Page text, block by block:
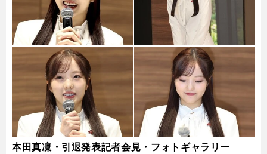
本田真凜・引退発表記者会見・フォトギャラリー